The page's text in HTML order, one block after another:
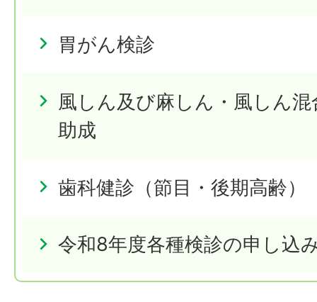
胃がん検診
風しん及び麻しん・風しん
助成
歯科健診（節目・後期高齢）
令和8年度各種検診の申し込